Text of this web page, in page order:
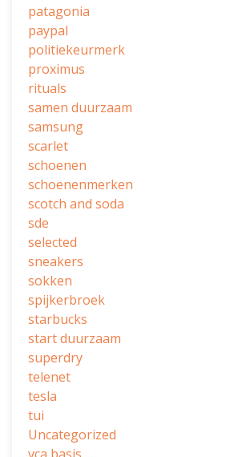
patagonia
paypal
politiekeurmerk
proximus
rituals
samen duurzaam
samsung
scarlet
schoenen
schoenenmerken
scotch and soda
sde
selected
sneakers
sokken
spijkerbroek
starbucks
start duurzaam
superdry
telenet
tesla
tui
Uncategorized